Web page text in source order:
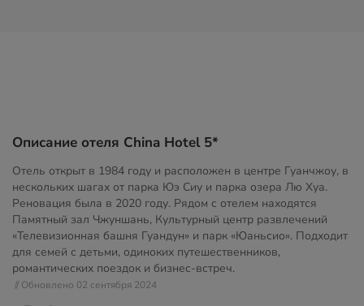
Описание отеля China Hotel 5*
Отель открыт в 1984 году и расположен в центре Гуанчжоу, в
нескольких шагах от парка Юэ Сиу и парка озера Лю Хуа.
Реновация была в 2020 году. Рядом с отелем находятся
Памятный зал Чжуншань, Культурный центр развлечений
«Телевизионная башня Гуандун» и парк «Юаньсио». Подходит
для семей с детьми, одиноких путешественников,
романтических поездок и бизнес-встреч.
// Обновлено 02 сентября 2024